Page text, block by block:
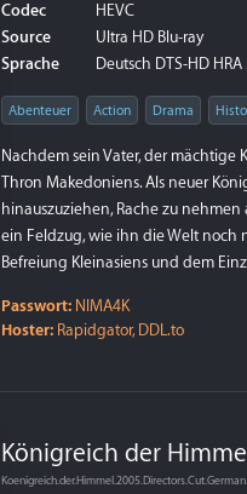
Codec
HEVC
Source
Ultra HD Blu-ray
Sprache
Deutsch DTS-HD
Abenteuer Action Drama
Nachdem sein Vater, der
Thron Makedoniens. Als neuer
hinauszuziehen, Rache zu
ein Feldzug, wie ihn die Welt noch
Befreiung Kleinasiens und dem
Passwort: NIMA4K
Hoster: Rapidgator, DDL.to
Königreich der